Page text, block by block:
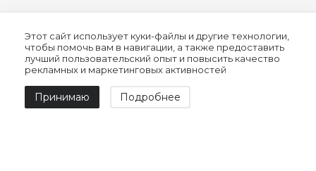
Согласие на обработку персональных данных
Политика конфиденциальности
Этот сайт использует куки-файлы и другие технологии,
чтобы помочь вам в навигации, а также предоставить
лучший пользовательский опыт и повысить качество
рекламных и маркетинговых активностей
Принимаю Подробнее